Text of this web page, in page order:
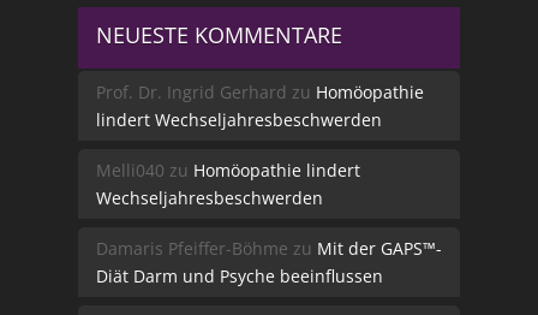
NEUESTE KOMMENTARE
Prof. Dr. Ingrid Gerhard zu Homöopathie
lindert Wechseljahresbeschwerden
Melli040 zu Homöopathie lindert
Wechseljahresbeschwerden
Damaris Pfeiffer-Böhme zu Mit der GAPS™-
Diät Darm und Psyche beeinflussen